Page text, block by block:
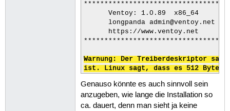
      Ventoy: 1.0.89  x86_64
      longpanda admin@ventoy.net
      https://www.ventoy.net
Warnung: Der Treiberdeskriptor
ist. Linux sagt, dass es 512 Bytes
Genauso könnte es auch sinnvoll sein
anzugeben, wie lange die Installation so
ca. dauert, denn man sieht ja keine